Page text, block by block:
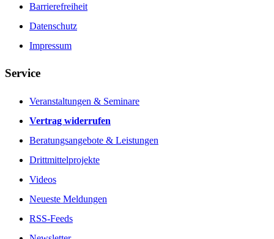
Barrierefreiheit
Datenschutz
Impressum
Service
Veranstaltungen & Seminare
Vertrag widerrufen
Beratungsangebote & Leistungen
Drittmittelprojekte
Videos
Neueste Meldungen
RSS-Feeds